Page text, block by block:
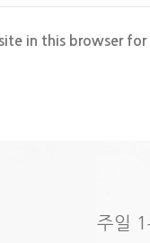
in this browser
주일